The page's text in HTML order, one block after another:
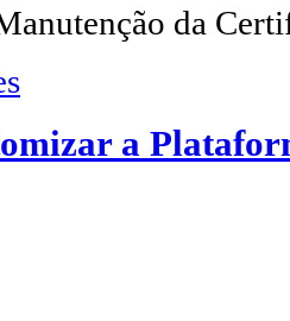
da
a